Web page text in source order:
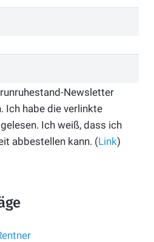
Newsletter
Ich habe die verlinkte
Ich weiß, dass ich
abbestellen kann. (Link)